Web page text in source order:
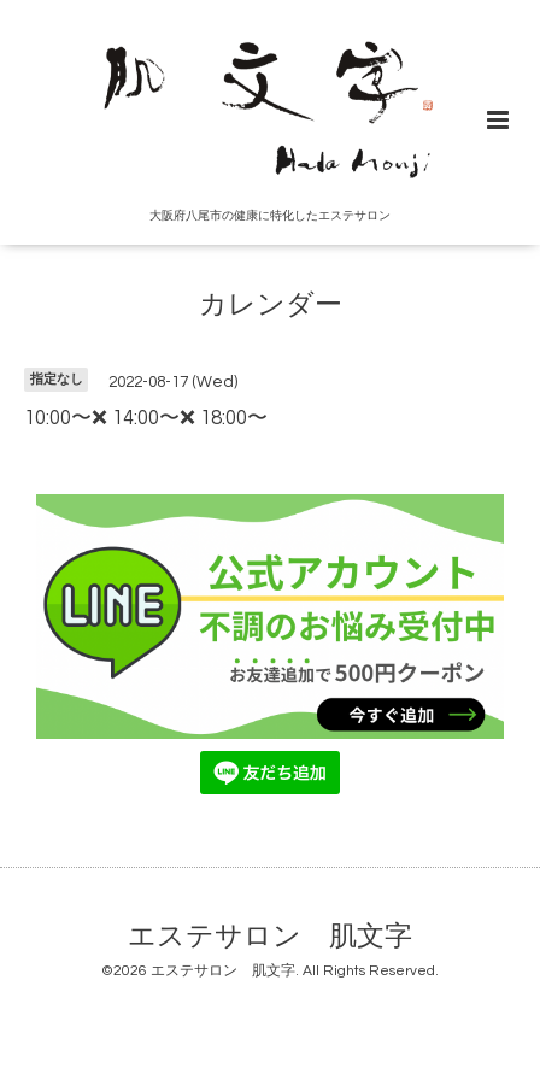
大阪府八尾市の健康に特化したエステサロン
カレンダー
指定なし 2022-08-17 (Wed)
10:00〜❌ 14:00〜❌ 18:00〜
エステサロン 肌文字
©2026 エステサロン 肌文字. All Rights Reserved.